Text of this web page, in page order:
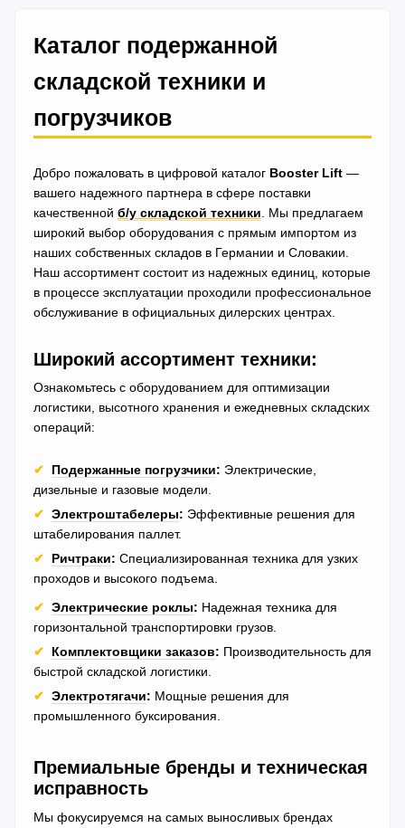
Каталог подержанной
складской техники и
погрузчиков
Добро пожаловать в цифровой каталог Booster Lift —
вашего надежного партнера в сфере поставки
качественной б/у складской техники . Мы предлагаем
широкий выбор оборудования с прямым импортом из
наших собственных складов в Германии и Словакии.
Наш ассортимент состоит из надежных единиц, которые
в процессе эксплуатации проходили профессиональное
обслуживание в официальных дилерских центрах.
Широкий ассортимент техники:
Ознакомьтесь с оборудованием для оптимизации
логистики, высотного хранения и ежедневных складских
операций:
✔ Подержанные погрузчики: Электрические,
дизельные и газовые модели.
✔ Электроштабелеры: Эффективные решения для
штабелирования паллет.
✔
Ричтраки: Специализированная техника для узких
проходов и высокого подъема.
✔ Электрические роклы: Надежная техника для
горизонтальной транспортировки грузов.
✔
Комплектовщики заказов: Производительность для
быстрой складской логистики.
✔ Электротягачи: Мощные решения для
промышленного буксирования.
Премиальные бренды и техническая
исправность
Мы фокусируемся на самых выносливых брендах